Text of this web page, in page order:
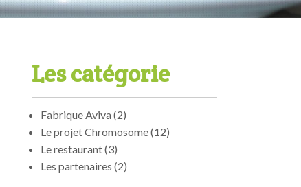
Les catégorie
Fabrique Aviva (2)
Le projet Chromosome(12)
Le restaurant(3)
Les partenaires (2)